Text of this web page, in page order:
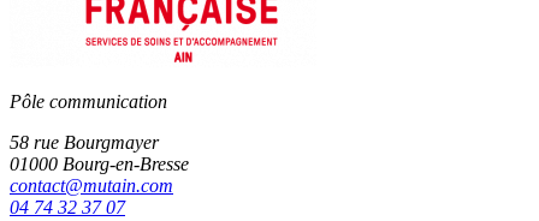
Pôle communication
58 rue Bourgmayer
01000 Bourg-en-Bresse
contact@mutain.com
04 74 32 37 07